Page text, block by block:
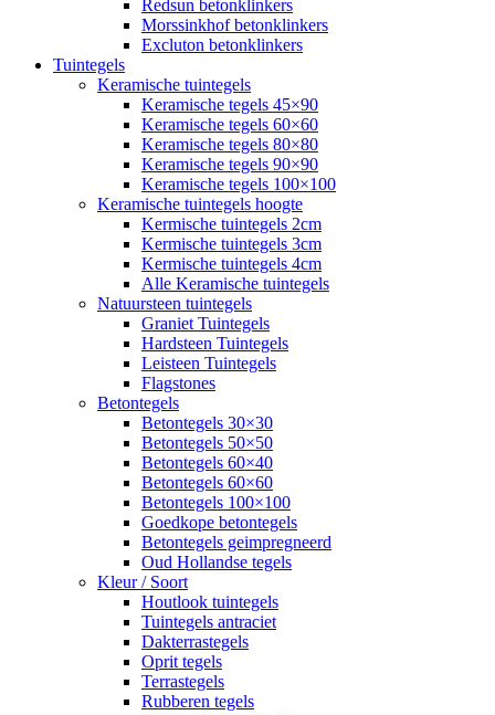
Redsun betonklinkers
Morssinkhof betonklinkers
Excluton betonklinkers
Tuintegels
Keramische tuintegels
Keramische tegels 45×90
Keramische tegels 60×60
Keramische tegels 80×80
Keramische tegels 90×90
Keramische tegels 100×100
Keramische tuintegels hoogte
Kermische tuintegels 2cm
Kermische tuintegels 3cm
Kermische tuintegels 4cm
Alle Keramische tuintegels
Natuursteen tuintegels
Graniet Tuintegels
Hardsteen Tuintegels
Leisteen Tuintegels
Flagstones
Betontegels
Betontegels 30×30
Betontegels 50×50
Betontegels 60×40
Betontegels 60×60
Betontegels 100×100
Goedkope betontegels
Betontegels geimpregneerd
Oud Hollandse tegels
Kleur / Soort
Houtlook tuintegels
Tuintegels antraciet
Dakterrastegels
Oprit tegels
Terrastegels
Rubberen tegels